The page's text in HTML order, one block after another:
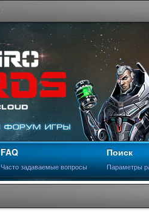
FAQ
Часто задаваемые вопросы
Поиск
Параметры